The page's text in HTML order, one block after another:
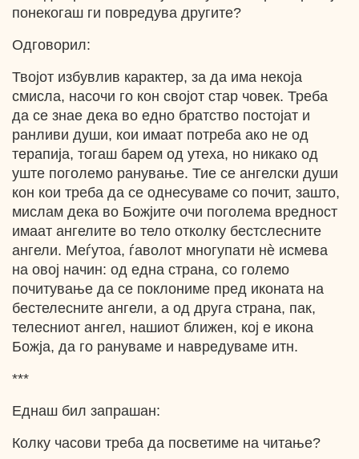
понекогаш ги повредува другите?
Одговорил:
Твојот избувлив карактер, за да има некоја
смисла, насочи го кон својот стар човек. Треба
да се знае дека во едно братство постојат и
ранливи души, кои имаат потреба ако не од
терапија, тогаш барем од утеха, но никако од
уште поголемо ранување. Тие се ангелски души
кон кои треба да се однесуваме со почит, зашто,
мислам дека во Божјите очи поголема вредност
имаат ангелите во тело отколку бестслесните
ангели. Меѓутоа, ѓаволот многупати нѐ исмева
на овој начин: од една страна, со големо
почитување да се поклониме пред иконата на
бестелесните ангели, а од друга страна, пак,
телесниот ангел, нашиот ближен, кој е икона
Божја, да го рануваме и навредуваме итн.
***
Еднаш бил запрашан:
Колку часови треба да посветиме на читање?